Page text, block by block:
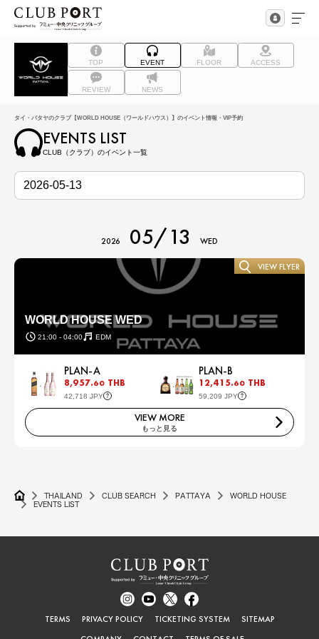
TOP EVENT FLOOR ACCESS
REVIEW NEWS
タイ・パタヤのクラブ【WORLD HOUSE（ワールドハウス）】のイベント情報・VIP予約
EVENTS LIST
CLUB（クラブ）のイベント一覧
2026 05/13 WED
WORLD HOUSE WED
21:00 - 04:00 EDM
VIEW FLYER
PLAN-A
8,957.60 THB
42,718 JPY
PLAN-B
12,415.60 THB
59,209 JPY
VIEW MORE
もっと見る
THAILAND CLUB SEARCH PATTAYA
WORLD HOUSE
EVENTS LIST
TERMS PRIVACY POLICY TICKETING SYSTEM
SITEMAP